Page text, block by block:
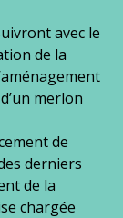
avec le
de la
merlon
de
derniers
de la
chargée